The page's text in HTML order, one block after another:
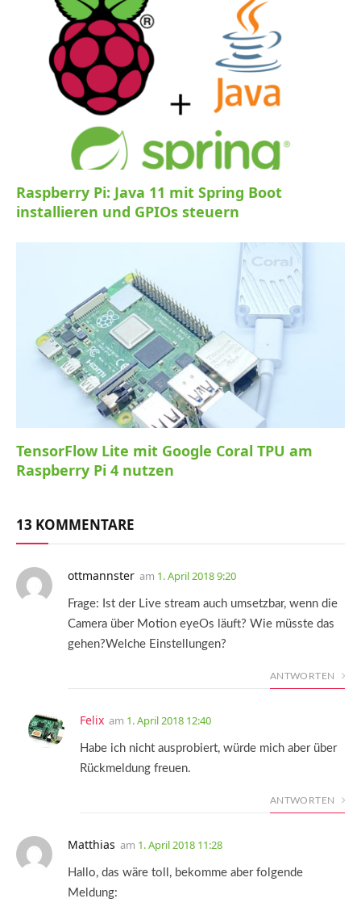
Raspberry Pi: Java 11 mit Spring Boot
installieren und GPIOs steuern
TensorFlow Lite mit Google Coral TPU am
Raspberry Pi 4 nutzen
13 KOMMENTARE
ottmannster am 1. April 2018 9:20
Frage: Ist der Live stream auch umsetzbar, wenn die
Camera über Motion eyeOs läuft? Wie müsste das
gehen?Welche Einstellungen?
ANTWORTEN
Felix am 1. April 2018 12:40
Habe ich nicht ausprobiert, würde mich aber über
Rückmeldung freuen.
ANTWORTEN
Matthias am 1. April 2018 11:28
Hallo, das wäre toll, bekomme aber folgende
Meldung: